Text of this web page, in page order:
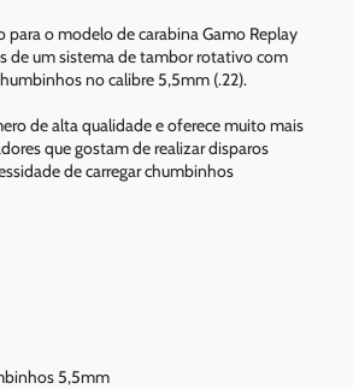
para o modelo de carabina Gamo Replay
de um sistema de tambor rotativo com
no calibre 5,5mm (.22).
de alta qualidade e oferece muito mais
que gostam de realizar disparos
de carregar chumbinhos
5,5mm